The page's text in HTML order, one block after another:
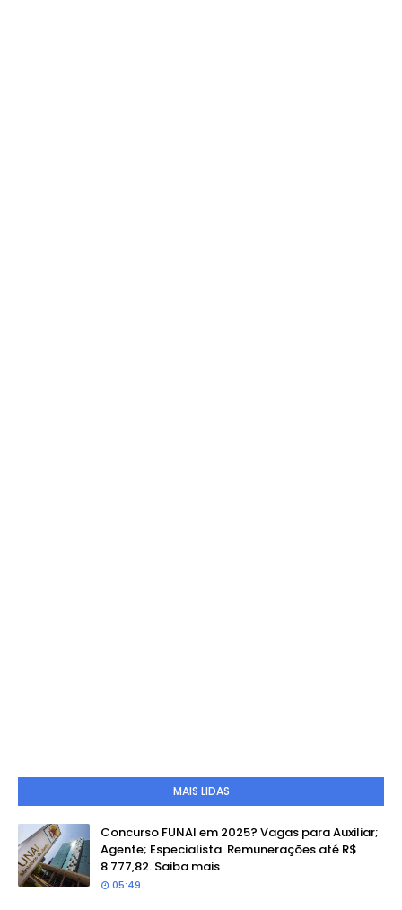
MAIS LIDAS
Concurso FUNAI em 2025? Vagas para Auxiliar;
Agente; Especialista. Remunerações até R$
8.777,82. Saiba mais
05:49